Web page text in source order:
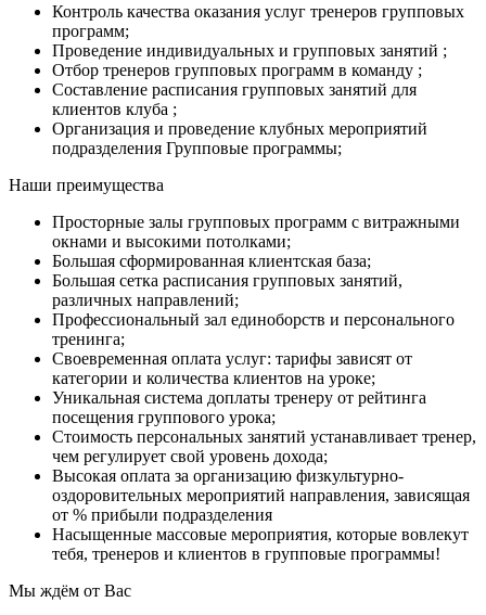
Контроль качества оказания услуг тренеров групповых
программ;
Проведение индивидуальных и групповых занятий ;
Отбор тренеров групповых программ в команду ;
Составление расписания групповых занятий для
клиентов клуба ;
Организация и проведение клубных мероприятий
подразделения Групповые программы;
Наши преимущества
Просторные залы групповых программ с витражными
окнами и высокими потолками;
Большая сформированная клиентская база;
Большая сетка расписания групповых занятий,
различных направлений;
Профессиональный зал единоборств и персонального
тренинга;
Своевременная оплата услуг: тарифы зависят от
категории и количества клиентов на уроке;
Уникальная система доплаты тренеру от рейтинга
посещения группового урока;
Стоимость персональных занятий устанавливает тренер,
чем регулирует свой уровень дохода;
Высокая оплата за организацию физкультурно-
оздоровительных мероприятий направления, зависящая
от % прибыли подразделения
Насыщенные массовые мероприятия, которые вовлекут
тебя, тренеров и клиентов в групповые программы!
Мы ждём от Вас